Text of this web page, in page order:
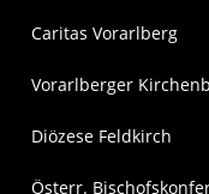
Caritas Vorarlberg
Vorarlberger
Diözese Feldkirch
Österr.